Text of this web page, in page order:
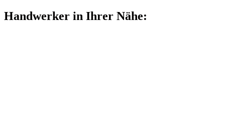
Handwerker in Ihrer Nähe: